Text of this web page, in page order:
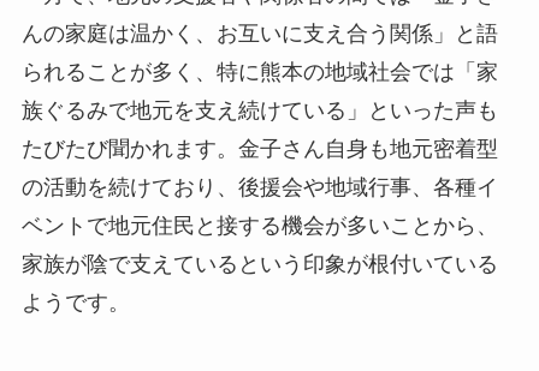
んの家庭は温かく、お互いに支え合う関係」と語
られることが多く、特に熊本の地域社会では「家
族ぐるみで地元を支え続けている」といった声も
たびたび聞かれます。金子さん自身も地元密着型
の活動を続けており、後援会や地域行事、各種イ
ベントで地元住民と接する機会が多いことから、
家族が陰で支えているという印象が根付いている
ようです。